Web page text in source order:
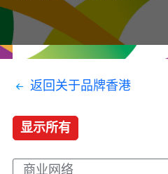
返回关于品牌香港
显示所有
商业网络